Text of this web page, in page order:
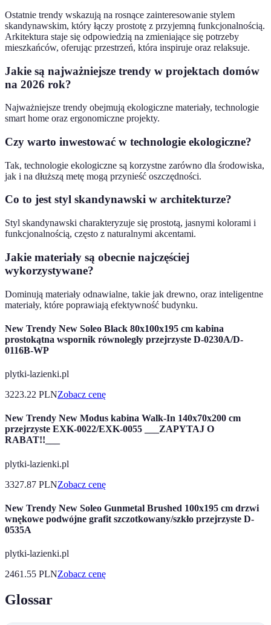
Ostatnie trendy wskazują na rosnące zainteresowanie stylem
skandynawskim, który łączy prostotę z przyjemną funkcjonalnością.
Arkitektura staje się odpowiedzią na zmieniające się potrzeby
mieszkańców, oferując przestrzeń, która inspiruje oraz relaksuje.
Jakie są najważniejsze trendy w projektach domów
na 2026 rok?
Najważniejsze trendy obejmują ekologiczne materiały, technologie
smart home oraz ergonomiczne projekty.
Czy warto inwestować w technologie ekologiczne?
Tak, technologie ekologiczne są korzystne zarówno dla środowiska,
jak i na dłuższą metę mogą przynieść oszczędności.
Co to jest styl skandynawski w architekturze?
Styl skandynawski charakteryzuje się prostotą, jasnymi kolorami i
funkcjonalnością, często z naturalnymi akcentami.
Jakie materiały są obecnie najczęściej
wykorzystywane?
Dominują materiały odnawialne, takie jak drewno, oraz inteligentne
materiały, które poprawiają efektywność budynku.
New Trendy New Soleo Black 80x100x195 cm kabina
prostokątna wspornik równoległy przejrzyste D-0230A/D-
0116B-WP
plytki-lazienki.pl
3223.22 PLNZobacz cenę
New Trendy New Modus kabina Walk-In 140x70x200 cm
przejrzyste EXK-0022/EXK-0055 ___ZAPYTAJ O
RABAT!!___
plytki-lazienki.pl
3327.87 PLNZobacz cenę
New Trendy New Soleo Gunmetal Brushed 100x195 cm drzwi
wnękowe podwójne grafit szczotkowany/szkło przejrzyste D-
0535A
plytki-lazienki.pl
2461.55 PLNZobacz cenę
Glossar